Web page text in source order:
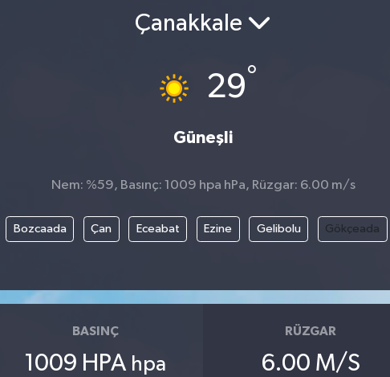
Çanakkale
29°
Güneşli
Nem: %59, Basınç: 1009 hpa hPa, Rüzgar: 6.00 m/s
Bozcaada Çan Eceabat Ezine Gelibolu Gökçeada
BASINÇ
1009 HPA hpa
RÜZGAR
6.00 M/S